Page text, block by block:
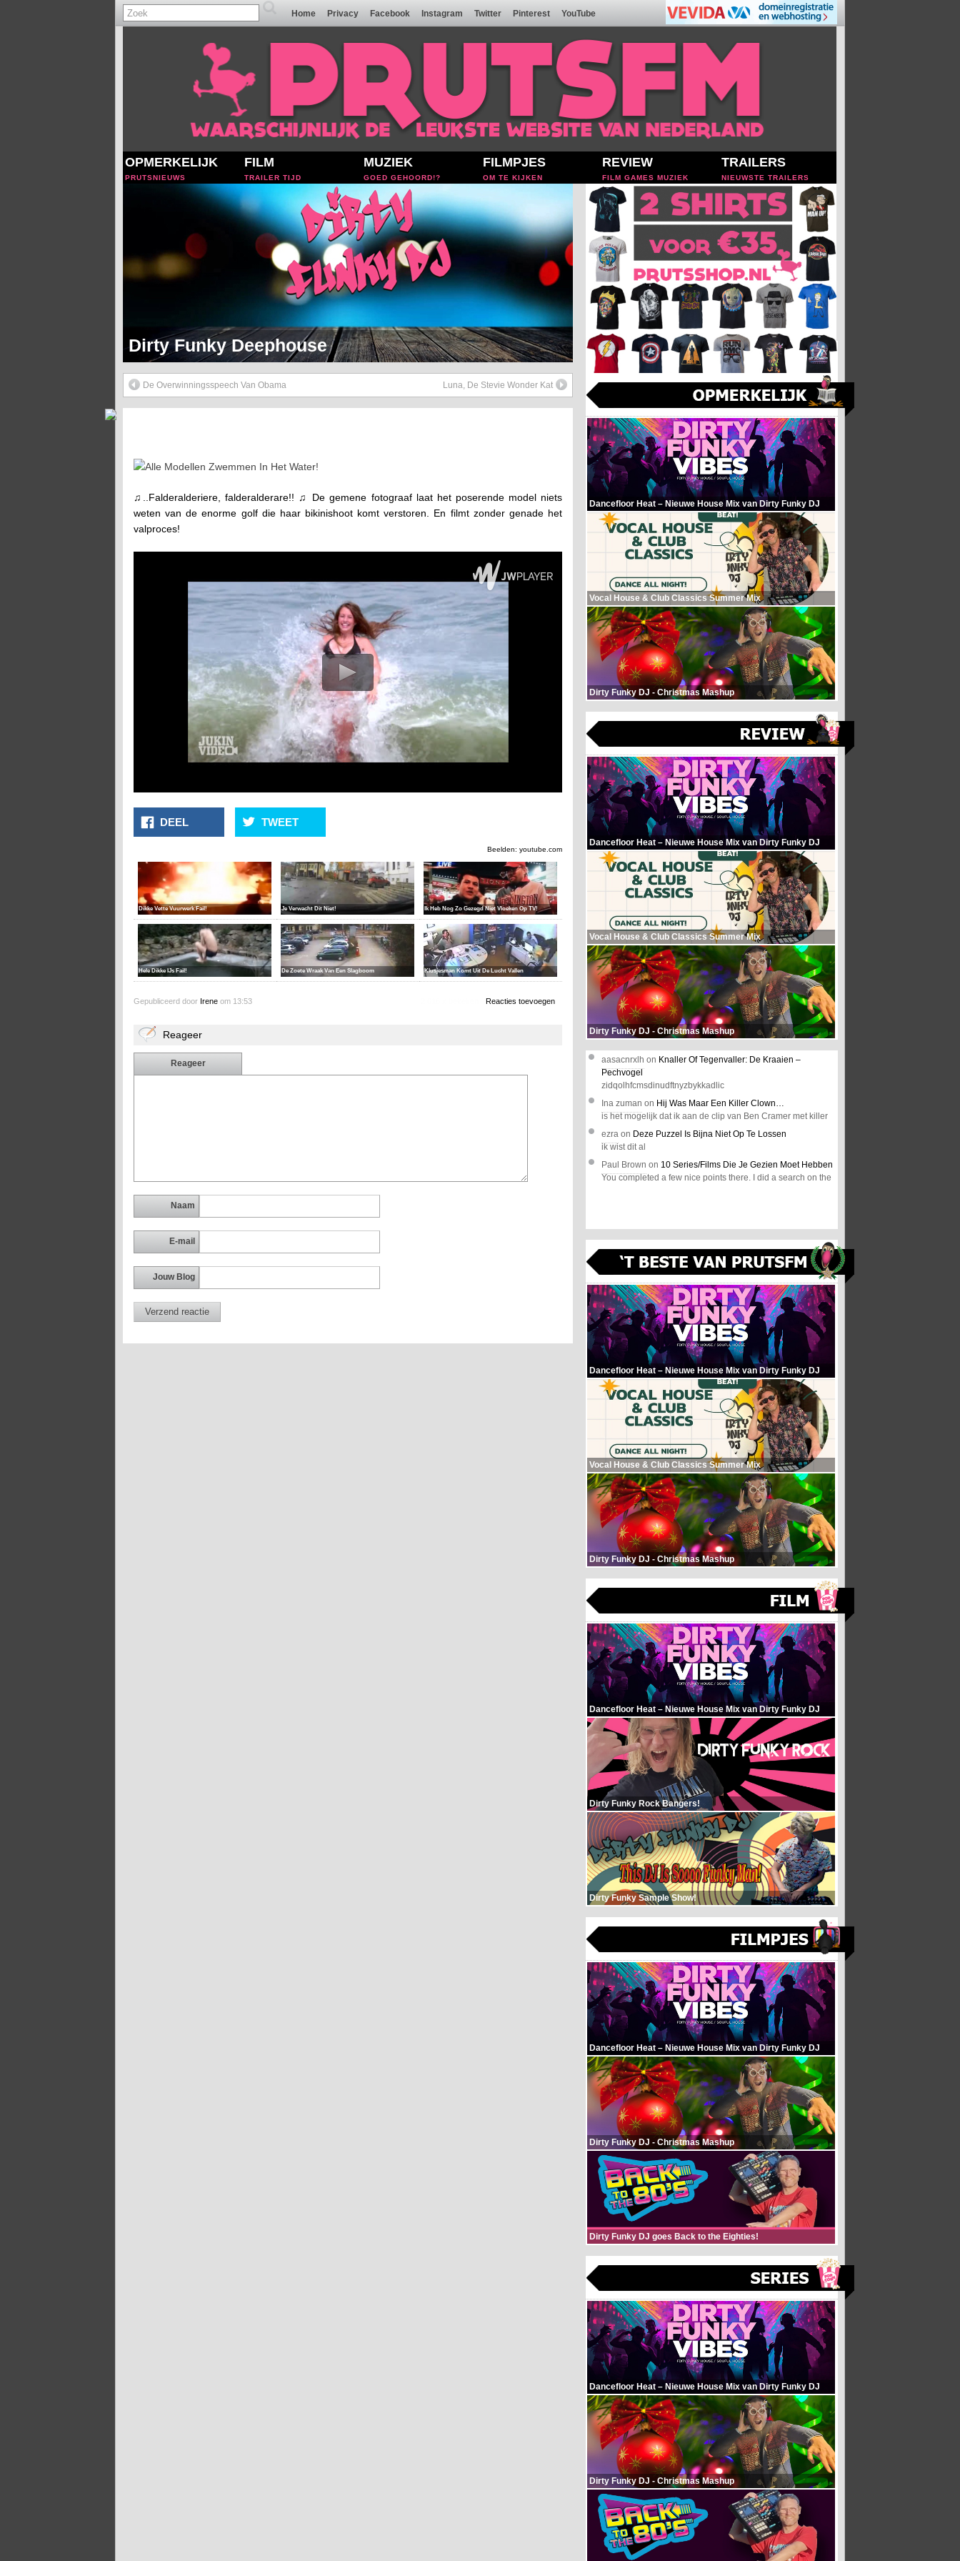
Home Privacy Facebook Instagram Twitter Pinterest YouTube
OPMERKELIJK
PRUTSNIEUWS
FILM
TRAILER TIJD
MUZIEK
GOED GEHOORD!?
FILMPJES
OM TE KIJKEN
REVIEW
FILM GAMES MUZIEK
TRAILERS
NIEUWSTE TRAILERS
Dirty Funky 90's Hip Hop Beats
De Overwinningsspeech Van Obama Luna, De Stevie Wonder Kat
♫..Falderalderiere, falderalderare!! ♫ De gemene fotograaf laat het poserende model niets
weten van de enorme golf die haar bikinishoot komt verstoren. En filmt zonder genade het
valproces!
DEEL TWEET
Beelden: youtube.com
Dikke Vette Vuurwerk Fail! Je Verwacht Dit Niet! Ik Heb Nog Zo Gezegd Niet Vloeken Op TV!
Hele Dikke IJs Fail! De Zoete Wraak Van Een Slagboom Klusjesman Komt Uit De Lucht Vallen
Gepubliceerd door Irene om 13:53 Reacties toevoegen
Reageer
Reageer
Naam
E-mail
Jouw Blog
Dancefloor Heat – Nieuwe House Mix van Dirty Funky DJ
Vocal House & Club Classics Summer Mix
Dirty Funky DJ - Christmas Mashup
Dancefloor Heat – Nieuwe House Mix van Dirty Funky DJ
Vocal House & Club Classics Summer Mix
Dirty Funky DJ - Christmas Mashup
aasacnrxlh on Knaller Of Tegenvaller: De Kraaien –
Pechvogel
zidqolhfcmsdinudftnyzbykkadlic
Ina zuman on Hij Was Maar Een Killer Clown…
is het mogelijk dat ik aan de clip van Ben Cramer met killer
ezra on Deze Puzzel Is Bijna Niet Op Te Lossen
ik wist dit al
Paul Brown on 10 Series/Films Die Je Gezien Moet Hebben
You completed a few nice points there. I did a search on the
Dancefloor Heat – Nieuwe House Mix van Dirty Funky DJ
Vocal House & Club Classics Summer Mix
Dirty Funky DJ - Christmas Mashup
Dancefloor Heat – Nieuwe House Mix van Dirty Funky DJ
Dirty Funky Rock Bangers!
Dirty Funky Sample Show!
Dancefloor Heat – Nieuwe House Mix van Dirty Funky DJ
Dirty Funky DJ - Christmas Mashup
Dirty Funky DJ goes Back to the Eighties!
Dancefloor Heat – Nieuwe House Mix van Dirty Funky DJ
Dirty Funky DJ - Christmas Mashup